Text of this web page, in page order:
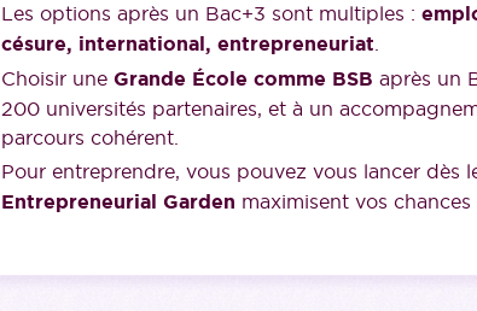
Les options après un Bac+3 sont multiples :
césure, international, entrepreneuriat.
Choisir une Grande École comme BSB après un
200 universités partenaires, et à un
parcours cohérent.
Pour entreprendre, vous pouvez vous lancer dès
Entrepreneurial Garden maximisent vos chances